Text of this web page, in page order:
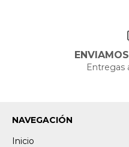
Entregas
NAVEGACIÓN
Inicio